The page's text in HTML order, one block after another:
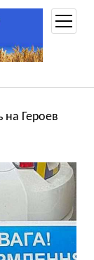
меню
на Героев